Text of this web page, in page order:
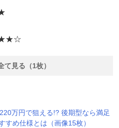
て見る（1枚）
万円で狙える!? 後期型なら満足
すめ仕様とは（画像15枚）